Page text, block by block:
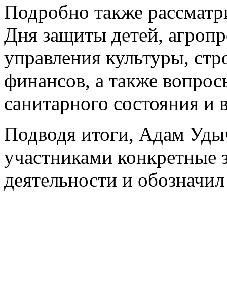
Подробно также
Дня защиты детей,
управления культуры,
финансов, а также
санитарного состояния и
Подводя итоги, Адам
участниками конкретные
деятельности и